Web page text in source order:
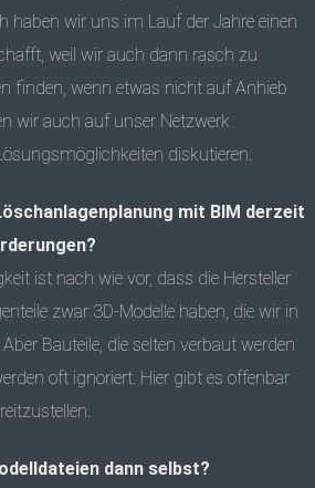
haben wir uns im Lauf der Jahre einen
weil wir auch dann rasch zu
finden, wenn etwas nicht auf Anhieb
wir auch auf unser Netzwerk
diskutieren.
mit BIM derzeit
ist nach wie vor, dass die Hersteller
zwar 3D-Modelle haben, die wir in
Bauteile, die selten verbaut werden
oft ignoriert. Hier gibt es offenbar
dann selbst?